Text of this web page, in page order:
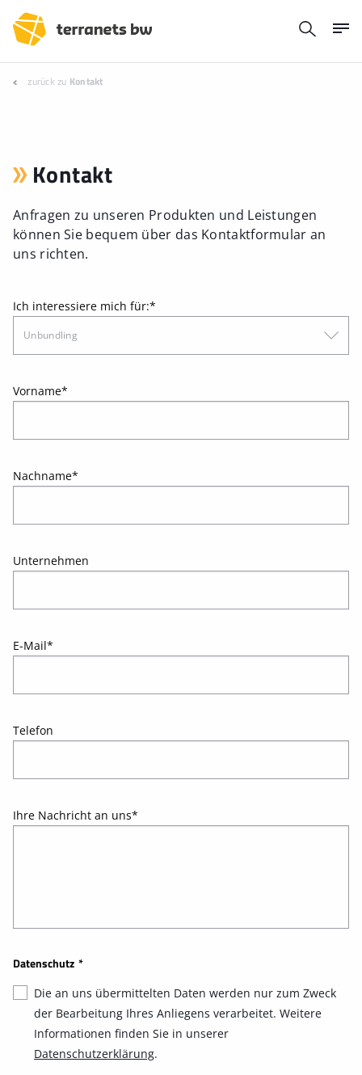
zurück zu Kontakt
Kontakt
Anfragen zu unseren Produkten und Leistungen
können Sie bequem über das Kontaktformular an
uns richten.
Ich interessiere mich für:*
Vorname*
Nachname*
Unternehmen
E-Mail*
Telefon
Ihre Nachricht an uns*
Datenschutz *
Die an uns übermittelten Daten werden nur zum Zweck
der Bearbeitung Ihres Anliegens verarbeitet. Weitere
Informationen finden Sie in unserer
Datenschutzerklärung.